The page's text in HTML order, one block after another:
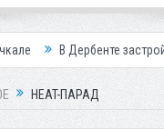
за продажу квартир
HEAT-ПАРАД